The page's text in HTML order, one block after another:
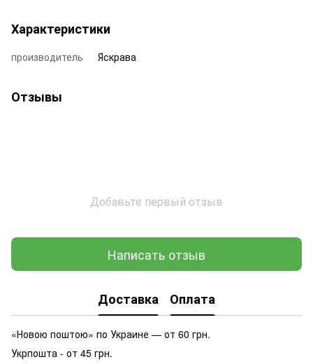
Характеристики
производитель Яскрава
Отзывы
Добавьте первый отзыв
Написать отзыв
Доставка Оплата
«Новою поштою» по Украине — от 60 грн.
Укрпошта - от 45 грн.